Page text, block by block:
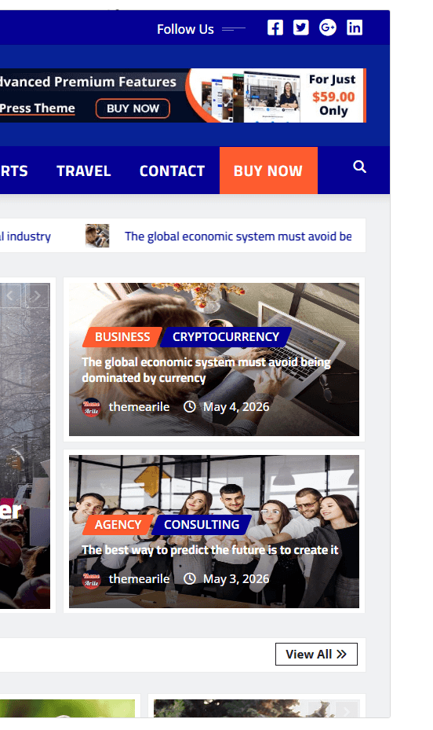
This theme is free but offers additional paid
commercial upgrades or support.सहायता देखें
पूर्व संवीक्षाडाउनलोड
सक्रिय स्थापना
300+
PHP version